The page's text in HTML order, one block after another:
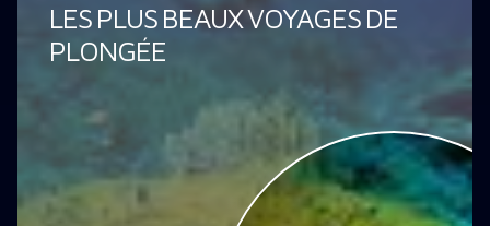
LES PLUS BEAUX VOYAGES DE
PLONGÉE